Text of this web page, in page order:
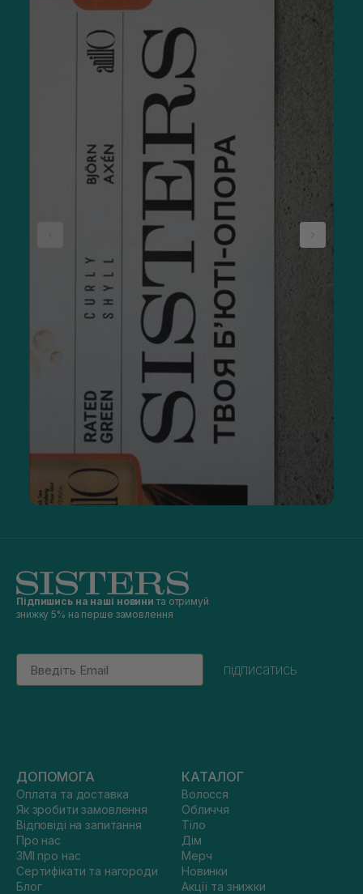
Підпишись на наші новини та отримуй
знижку 5% на перше замовлення
Email
підписатись
ДОПОМОГА
Оплата та доставка
Як зробити замовлення
Відповіді на запитання
Про нас
ЗМІ про нас
Сертифікати та нагороди
Блог
КАТАЛОГ
Волосся
Обличчя
Тіло
Дім
Мерч
Новинки
Акції та знижки